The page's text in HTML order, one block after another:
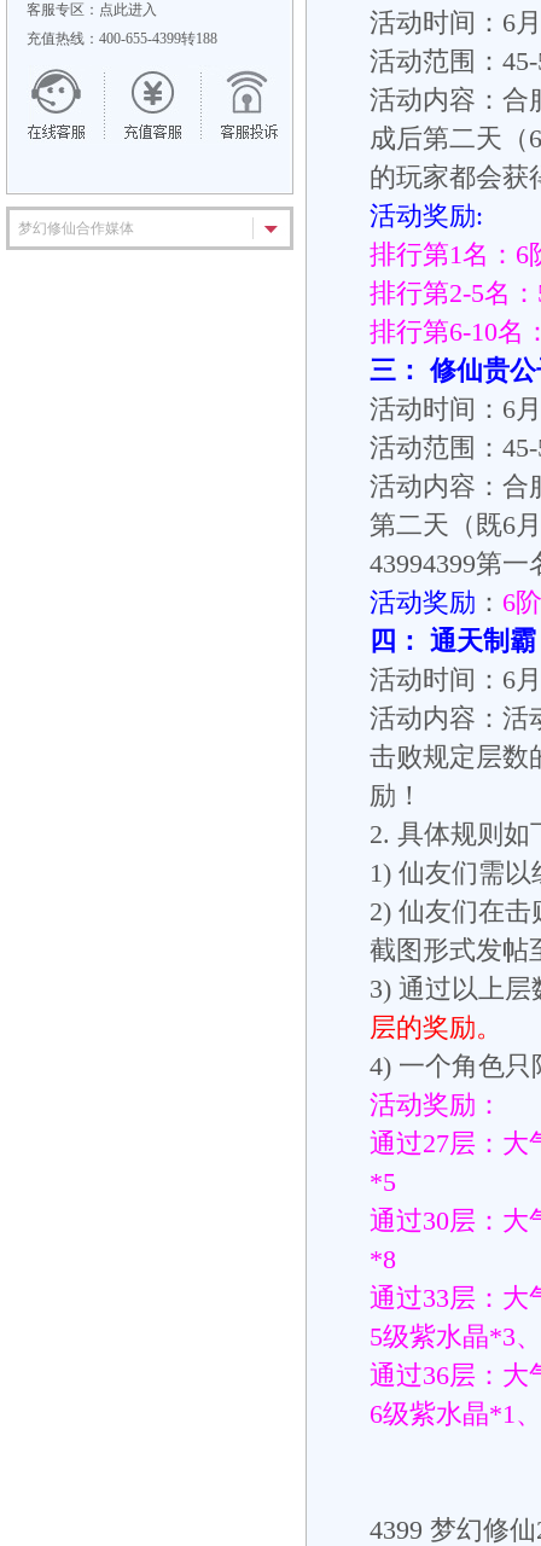
客服专区： 点此进入
充值热线：400-655-4399转188
梦幻修仙合作媒体
活动时间：6
活动范围：
活动内容：合
成后第二天（
的玩家都会获
活动奖励:
排行第1名：
排行第2-5名
排行第6-10名
三： 修仙贵
活动时间：6
活动范围：
活动内容：合
第二天（既6
43994399第
活动奖励 ： 6
四： 通天制
活动时间：6
活动内容：活
击败规定层数
励！
2. 具体规则如
1) 仙友们需
2) 仙友们在击
截图形式发帖
3) 通过以上
层的奖励。
4) 一个角色
活动奖励：
通过27层：大
*5
通过30层：大
*8
通过33层：大
5级紫水晶*3
通过36层：大
6级紫水晶*1
4399 梦幻修仙